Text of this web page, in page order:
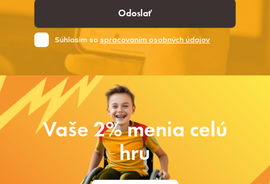
Odoslať
Súhlasim so spracovaním osobných údajov
Vaše 2% menia celú
hru